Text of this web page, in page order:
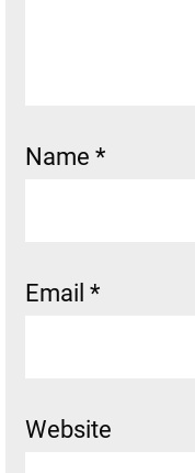
Name *
Email *
Website